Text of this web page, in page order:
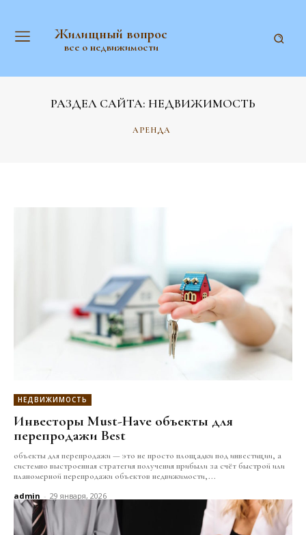
Жилищный вопрос
все о недвижимости
РАЗДЕЛ САЙТА: НЕДВИЖИМОСТЬ
АРЕНДА
НЕДВИЖИМОСТЬ
Инвесторы Must-Have объекты для
перепродажи Best
объекты для перепродажи — это не просто площадки под инвестиции, а
системно выстроенная стратегия получения прибыли за счёт быстрой или
планомерной перепродажи объектов недвижимости,...
admin - 29 января, 2026